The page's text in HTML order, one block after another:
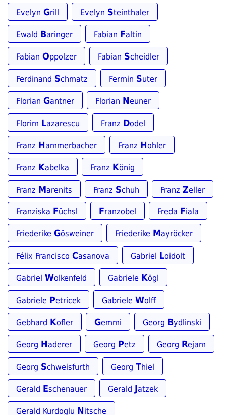
Evelyn Grill Evelyn Steinthaler
Ewald Baringer Fabian Faltin
Fabian Oppolzer Fabian Scheidler
Ferdinand Schmatz Fermin Suter
Florian Gantner Florian Neuner
Florim Lazarescu Franz Dodel
Franz Hammerbacher Franz Hohler
Franz Kabelka Franz König
Franz Marenits Franz Schuh Franz Zeller
Franziska Füchsl Franzobel Freda Fiala
Friederike Gösweiner Friederike M ayröcker
Félix Francisco Casanova Gabriel Loidolt
Gabriel Wolkenfeld Gabriele Kögl
Gabriele Petricek Gabriele Wolff
Gebhard Kofler Gemmi Georg Bydlinski
Georg H aderer Georg Petz Georg Rejam
Georg Schweisfurth Georg Thiel
Gerald Eschenauer Gerald J atzek
Gerald Kurdoglu N itsche